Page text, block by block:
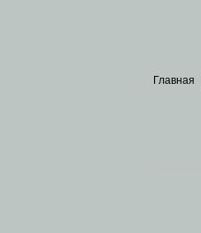
Главная